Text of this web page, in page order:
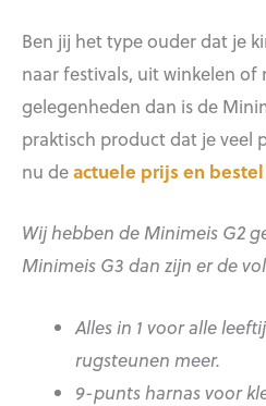
Ben jij het type ouder dat je
naar festivals, uit winkelen of
gelegenheden dan is de
praktisch product dat je veel
nu deactuele prijs en
Wij hebben de Minimeis G2
Minimeis G3 dan zijn er de
Alles in 1 voor alle
rugsteunen meer.
9-punts harnas voor